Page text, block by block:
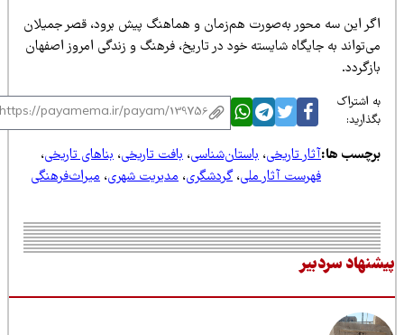
این سه محور به‌صورت هم‌زمان و هماهنگ پیش برود، قصر جمیلان
به جایگاه شایسته خود در تاریخ، فرهنگ و زندگی امروز اصفهان
اشتراک
ها:آثار تاریخی،باستان‌شناسی،بافت تاریخی،بناهای تاریخی،
فهرست آثار ملی،گردشگری،مدیریت شهری،میراث‌فرهنگی
سردبیر